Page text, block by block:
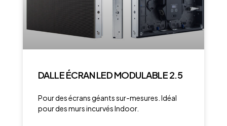
DALLE ÉCRAN LED MODULABLE 2.5
Pour des écrans géants sur-mesures. Idéal
pour des murs incurvés Indoor.